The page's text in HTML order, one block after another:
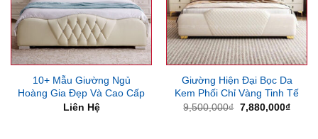
10+ Mẫu Giường Ngủ
Hoàng Gia Đẹp Và Cao Cấp
Liên Hệ
Giường Hiện Đại Bọc Da
Kem Phối Chỉ Vàng Tinh Tế
9,500,000₫ Giá
7,880,000₫Giá